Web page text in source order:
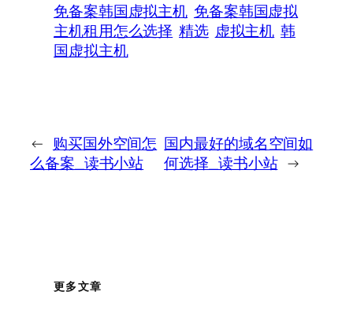
免备案韩国虚拟主机 免备案韩国虚拟
主机租用怎么选择 精选 虚拟主机 韩
国虚拟主机
← 购买国外空间怎
么备案_读书小站
国内最好的域名空间如
何选择_读书小站 →
更多文章